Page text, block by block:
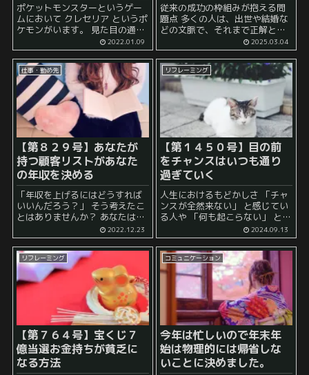
ポケットモンスターというゲー
ムにおいて クレセリア というポ
ケモンがいます。 見た目の通り
三日月をモチーフにしたポケモ
ンで、その耐久の強さが有名で
す。 クレセリア：トップクラス
の耐久が特徴の単エスパー。耐
性...
2022.01.09
従来の成功の枠組みが抱える問
題点 多くの人は、出世や結婚な
どの文脈で、それまで正解とさ
れてきたやり方や枠組みにこだ
わりがちです。 しかし、それは
そもそも競争率も高く実現の難
易度が高い上に、勝ち取れたと
しても長期的に見るとリスク...
2025.03.04
仕事・勤め先
【第８２９号】あなたが
持つ顧客リストがあなた
の年収を決める
「年収を上げるにはどうすれば
いいんだろう？」 そう考えたこ
とはありませんか？ あなたは、
それに対して、どのような方法
論を思い浮かべたでしょうか？
「頑張って、残業すれば残業代
がついてその分年収が上が
る？」 とか ...
2022.12.23
リフレーミング
【第１４５０号】目の前
をチャンスはいつも通り
過ぎていく
人生におけるもどかしさ 「チャ
ンスが全然来ない」 と感じてい
る人や 「何も起こらない」 と漠
然と感じている人は多いかもし
れません。 しかし、実際には、
「目の前にチャンスは通り過ぎ
ているのに、それに自分...
2024.09.13
リフレーミング
【第７６４号】宝くじ７
億当選お金持ちが貧乏に
なる方法
コミュニケーション
今年は忙しいので年末年
始は物理的には帰省しな
いことに決めました。